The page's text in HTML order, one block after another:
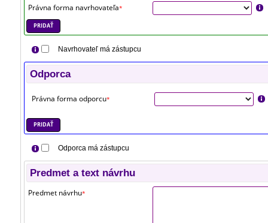
Právna forma navrhovateľa*
PRIDAŤ
Navrhovateľ má zástupcu
Odporca
Právna forma odporcu*
PRIDAŤ
Odporca má zástupcu
Predmet a text návrhu
Predmet návrhu*